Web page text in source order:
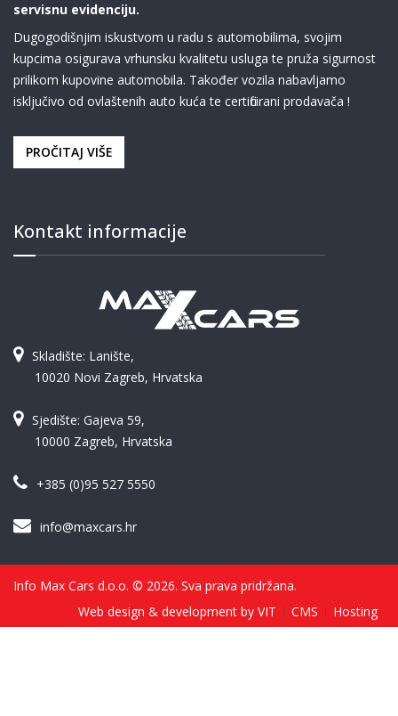
servisnu evidenciju.
Dugogodišnjim iskustvom u radu s automobilima, svojim
kupcima osigurava vrhunsku kvalitetu usluga te pruža sigurnost
prilikom kupovine automobila. Također vozila nabavljamo
isključivo od ovlaštenih auto kuća te certificirani prodavača !
PROČITAJ VIŠE
Kontakt informacije
Skladište: Lanište,
10020 Novi Zagreb, Hrvatska
Sjedište: Gajeva 59,
10000 Zagreb, Hrvatska
+385 (0)95 527 5550
info@maxcars.hr
Info Max Cars d.o.o. © 2026. Sva prava pridržana.
Web design & development by VIT
CMS Hosting